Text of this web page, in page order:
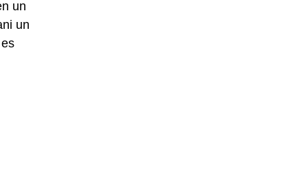
un
un